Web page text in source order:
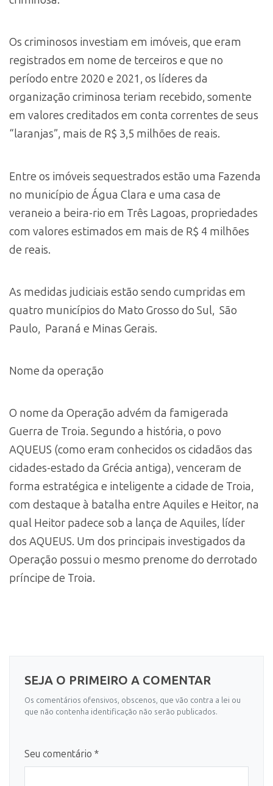
Os criminosos investiam em imóveis, que eram
registrados em nome de terceiros e que no
período entre 2020 e 2021, os líderes da
organização criminosa teriam recebido, somente
em valores creditados em conta correntes de seus
“laranjas”, mais de R$ 3,5 milhões de reais.
Entre os imóveis sequestrados estão uma Fazenda
no município de Água Clara e uma casa de
veraneio a beira-rio em Três Lagoas, propriedades
com valores estimados em mais de R$ 4 milhões
de reais.
As medidas judiciais estão sendo cumpridas em
quatro municípios do Mato Grosso do Sul, São
Paulo, Paraná e Minas Gerais.
Nome da operação
O nome da Operação advém da famigerada
Guerra de Troia. Segundo a história, o povo
AQUEUS (como eram conhecidos os cidadãos das
cidades-estado da Grécia antiga), venceram de
forma estratégica e inteligente a cidade de Troia,
com destaque à batalha entre Aquiles e Heitor, na
qual Heitor padece sob a lança de Aquiles, líder
dos AQUEUS. Um dos principais investigados da
Operação possui o mesmo prenome do derrotado
príncipe de Troia.
SEJA O PRIMEIRO A COMENTAR
Os comentários ofensivos, obscenos, que vão contra a lei ou
que não contenha identificação não serão publicados.
Seu comentário *